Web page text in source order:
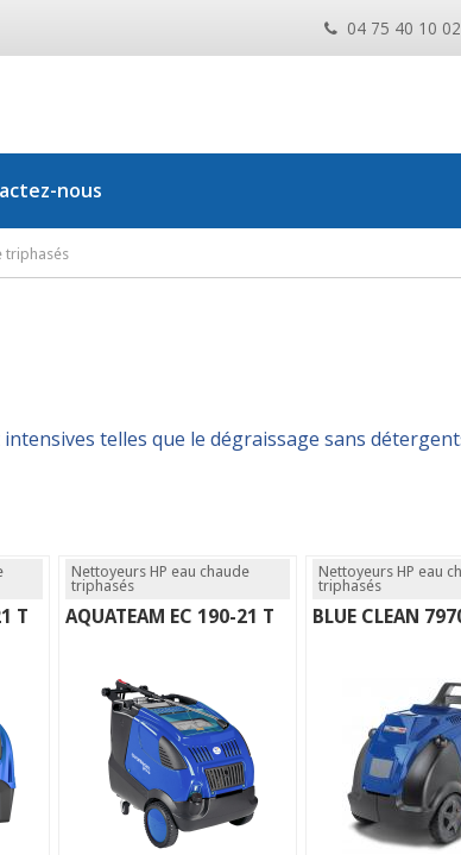
04 75 40 10 02
nous
triphasés
telles que le dégraissage sans
T
Nettoyeurs HP eau chaude
triphasés
AQUATEAM EC 190-21 T
Nettoyeurs HP eau
triphasés
BLUE CLEAN